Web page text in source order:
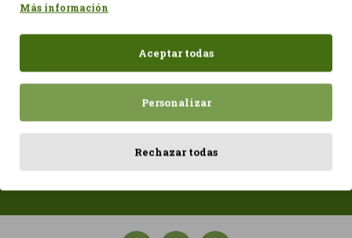
Quiche Porro Vegana
4,35€
Más información
Aceptar todas
Personalizar
Rechazar todas